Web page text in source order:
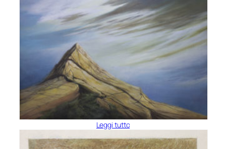
Leggi tutto